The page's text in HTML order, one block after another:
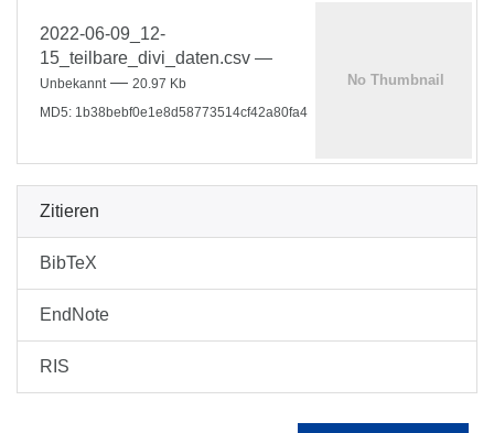
2022-06-09_12-
15_teilbare_divi_daten.csv —
Unbekannt — 20.97 Kb
MD5: 1b38bebf0e1e8d58773514cf42a80fa4
Zitieren
BibTeX
EndNote
RIS